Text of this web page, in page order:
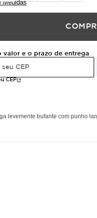
Medidas
valor e o prazo de entrega
CEP
levemente bufante com punho